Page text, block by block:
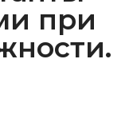
при